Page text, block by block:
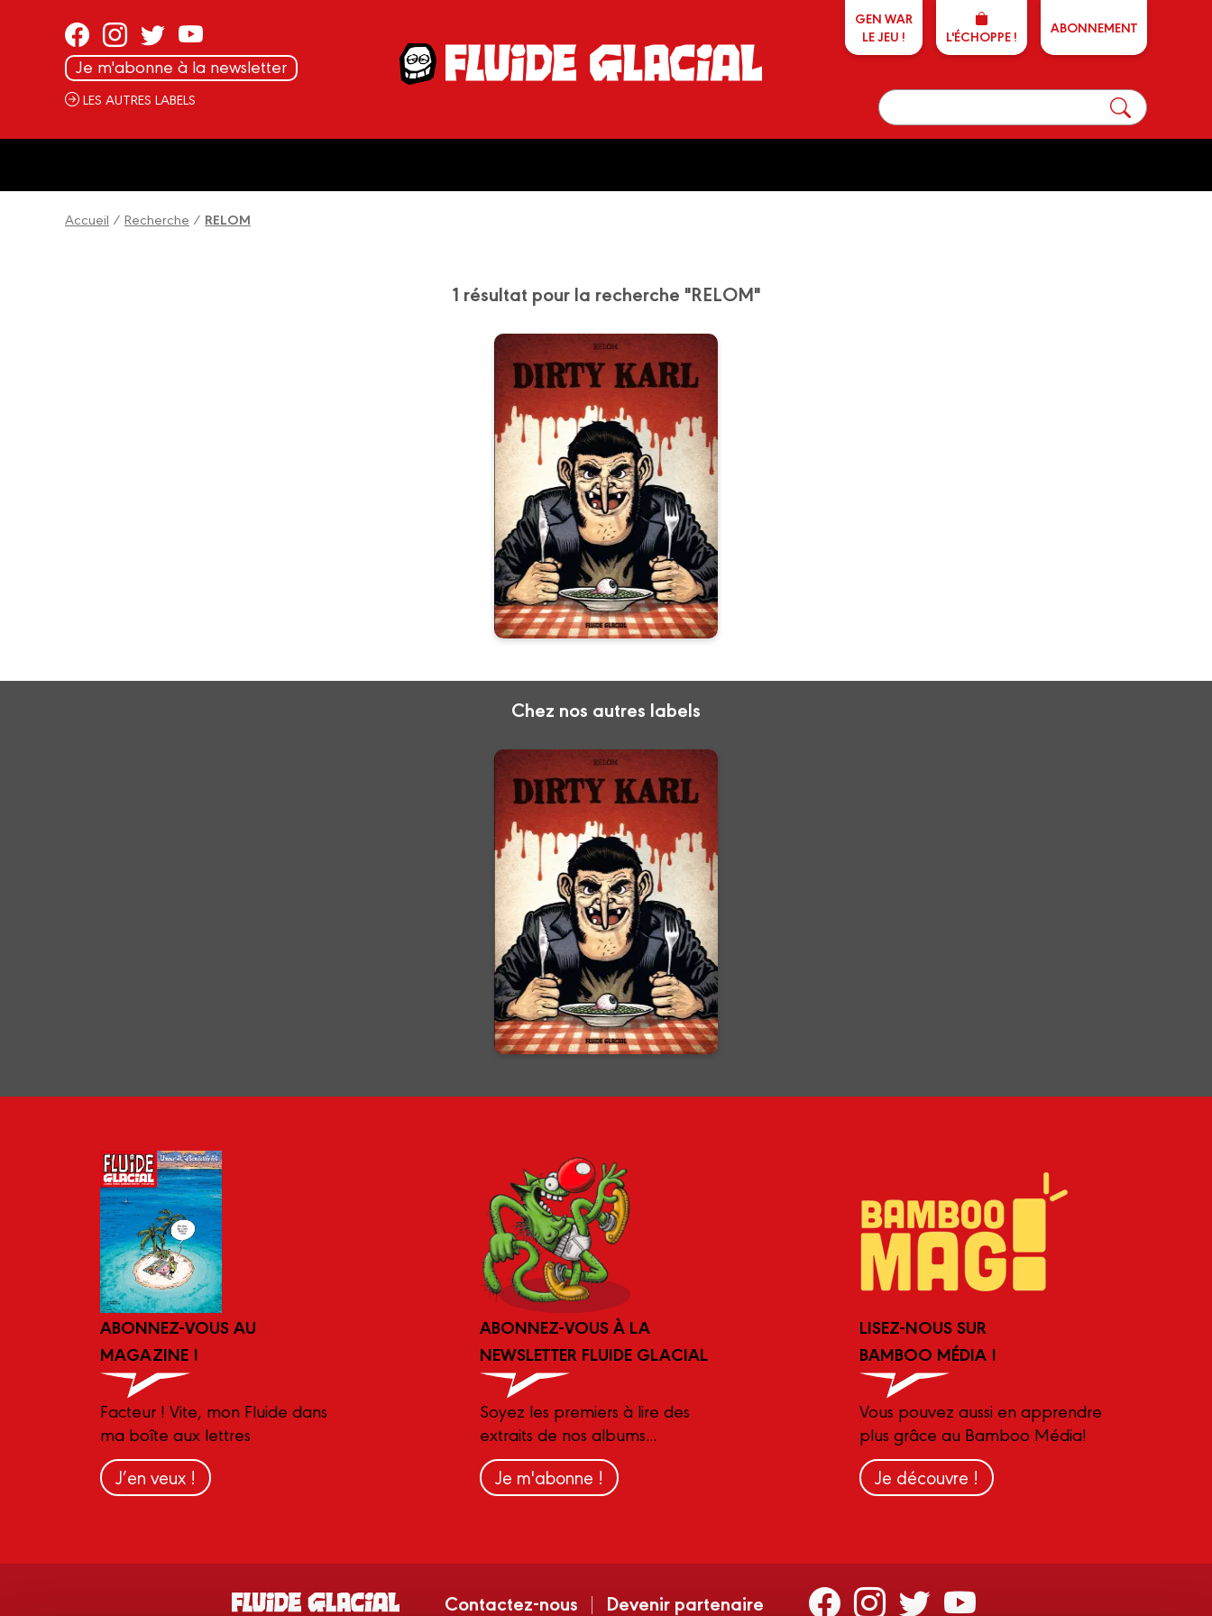
Je m'abonne à la newsletter
LES AUTRES LABELS
GEN WAR
LE JEU !
L'ÉCHOPPE ! ABONNEMENT
Accueil / Recherche / RELOM
1 résultat pour la recherche "RELOM"
Dirty Karl
Date de parution :
18/01/2017
Chez nos autres labels
Dirty Karl
Date de parution :
18/01/2017
En voir +
ABONNEZ-VOUS AU
MAGAZINE !
Facteur ! Vite, mon Fluide dans
ma boîte aux lettres
J’en veux !
ABONNEZ-VOUS À LA
NEWSLETTER FLUIDE GLACIAL
Soyez les premiers à lire des
extraits de nos albums...
Je m'abonne !
LISEZ-NOUS SUR
BAMBOO MÉDIA !
Vous pouvez aussi en apprendre
plus grâce au Bamboo Média!
Je découvre !
Contactez-nous Devenir partenaire